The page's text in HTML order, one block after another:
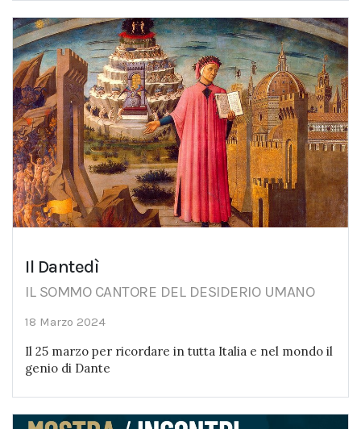
Il Dantedì
IL SOMMO CANTORE DEL DESIDERIO UMANO
18 Marzo 2024
Il 25 marzo per ricordare in tutta Italia e nel mondo il
genio di Dante